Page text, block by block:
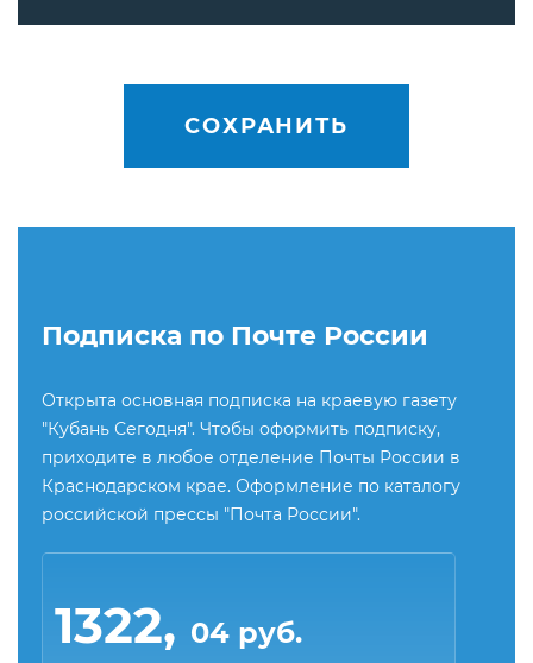
СОХРАНИТЬ
Подписка по Почте России
Открыта основная подписка на краевую газету
"Кубань Сегодня". Чтобы оформить подписку,
приходите в любое отделение Почты России в
Краснодарском крае. Оформление по каталогу
российской прессы "Почта России".
1322, 04 руб.